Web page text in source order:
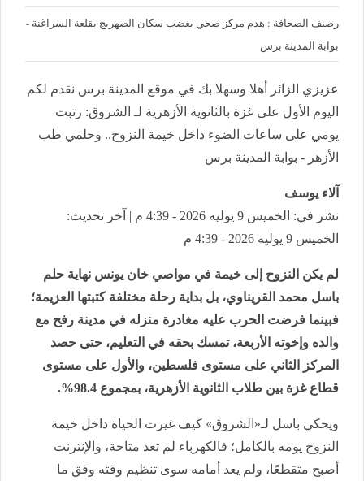
رصيف الصحافة : هدم مركز صحي يغضب سكان الصهريج بقلعة السراغنة -
بوابة المدينة برس
عزيزي الزائر أهلا وسهلا بك في موقع المدينة برس نقدم لكم
اليوم الأول على غزة بالثانوية الأزهرية لـ الشروق: رتبت
يومي على ساعات الضوء داخل خيمة النزوح.. وحلمي طب
الأزهر - بوابة المدينة برس
آلاء يوسف
نشر في: الخميس 9 يوليه 2026 - 4:39 م | آخر تحديث:
الخميس 9 يوليه 2026 - 4:39 م
لم يكن النزوح إلى خيمة في مواصي خان يونس نهاية حلم
باسل محمد القريناوي، بل بداية رحلة مختلفة كتبتها العزيمة؛
فبينما فرضت الحرب عليه مغادرة منزله في مدينة رفح مع
والده وإخوته الأربعة، تمسك بحقه في التعليم، حتى حصد
المركز الثاني على مستوى فلسطين، والأول على مستوى
قطاع غزة بين طلاب الثانوية الأزهرية، بمجموع 98.4%.
ويحكي باسل لـ«الشروق» كيف غيرت الحياة داخل خيمة
النزوح يومه بالكامل؛ فالكهرباء لم تعد متاحة، والإنترنت
أصبح متقطعًا، ولم يعد أمامه سوى تنظيم وقته وفق ما